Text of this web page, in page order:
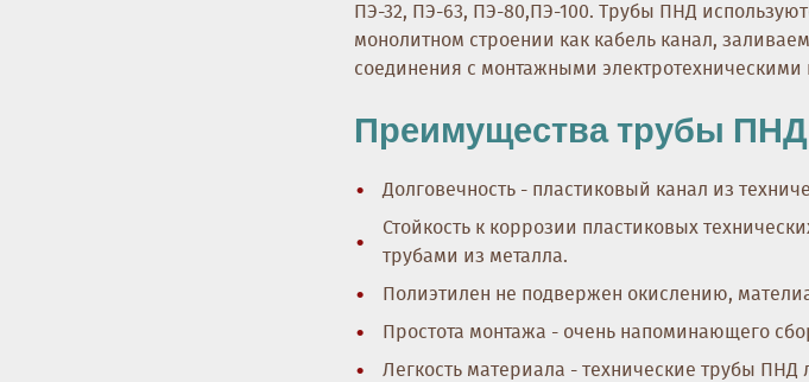
ПЭ-32, ПЭ-63, ПЭ-80,ПЭ-100. Трубы ПНД
монолитном строении как кабель канал,
соединения с монтажными электротехническими
Преимущества трубы
Долговечность - пластиковый канал из
Стойкость к коррозии пластиковых
трубами из металла.
Полиэтилен не подвержен окислению,
Простота монтажа - очень напоминающего
Легкость материала - технические трубы ПНД